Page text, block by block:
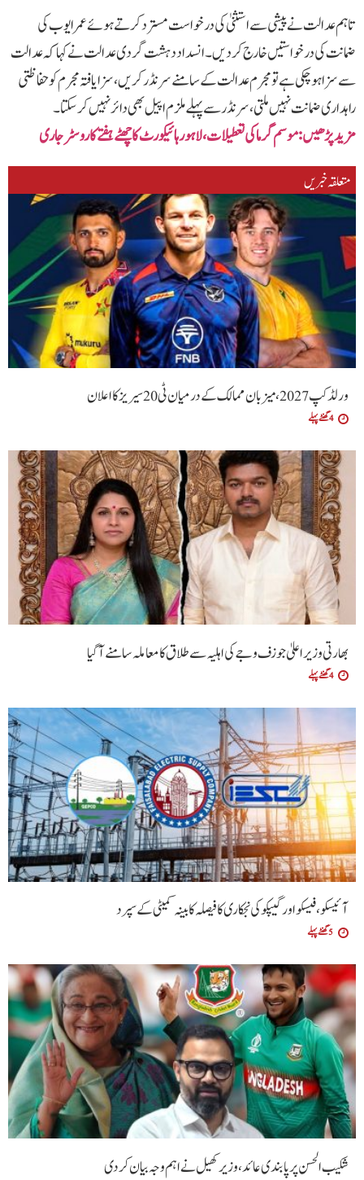
تاہم عدالت نے پیشی سے استثنیٰ کی درخواست مسترد کرتے ہوئے عمر ایوب کی
ضمانت کی درخواستیں خارج کر دیں۔انسداد دہشت گردی عدالت نے کہا کہ عدالت
سے سزا ہو چکی ہے تو مجرم عدالت کے سامنے سرنڈر کریں، سزا یافتہ مجرم کو حفاظتی
راہداری ضمانت نہیں ملتی، سرنڈر سے پہلے ملزم اپیل بھی دائر نہیں کر سکتا۔
مزید پڑھیں: موسم گرما کی تعطیلات،لاہور ہائیکورٹ کا چھٹے ہفتے کا روسٹر جاری
متعلقہ خبریں
ورلڈ کپ 2027، میزبان ممالک کے درمیان ٹی20 سیریز کا اعلان
4 گھنٹے پہلے
بھارتی وزیراعلیٰ جوزف وجے کی اہلیہ سے طلاق کا معاملہ سامنے آگیا
4 گھنٹے پہلے
آئیسکو، فیسکو اور گیپکو کی نجکاری کا فیصلہ کابینہ کمیٹی کے سپرد
5 گھنٹے پہلے
شکیب الحسن پر پابندی عائد، وزیر کھیل نے اہم وجہ بیان کر دی